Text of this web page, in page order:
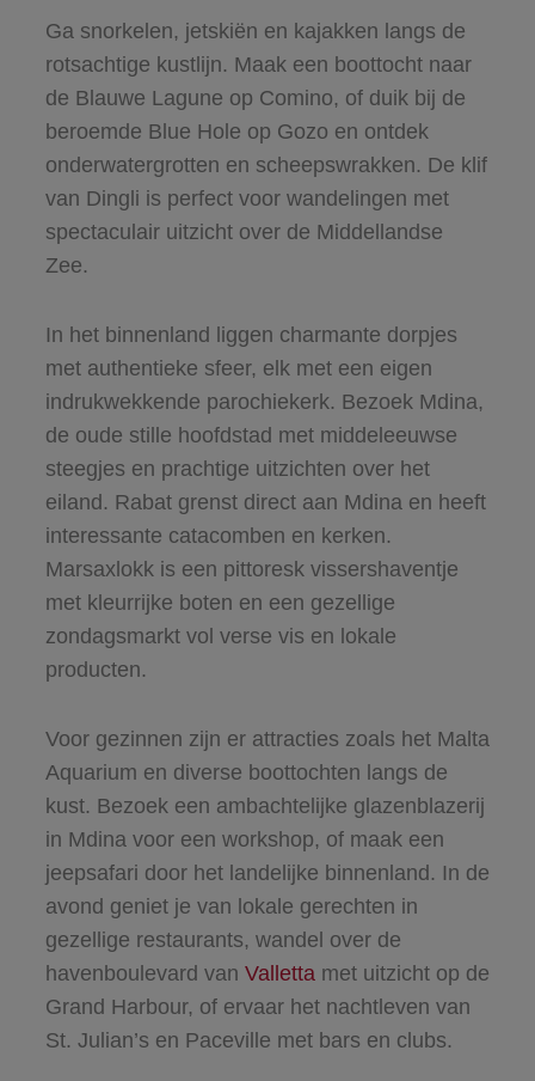
Ga snorkelen, jetskiën en kajakken langs de
rotsachtige kustlijn. Maak een boottocht naar
de Blauwe Lagune op Comino, of duik bij de
beroemde Blue Hole op Gozo en ontdek
onderwatergrotten en scheepswrakken. De klif
van Dingli is perfect voor wandelingen met
spectaculair uitzicht over de Middellandse
Zee.
In het binnenland liggen charmante dorpjes
met authentieke sfeer, elk met een eigen
indrukwekkende parochiekerk. Bezoek Mdina,
de oude stille hoofdstad met middeleeuwse
steegjes en prachtige uitzichten over het
eiland. Rabat grenst direct aan Mdina en heeft
interessante catacomben en kerken.
Marsaxlokk is een pittoresk vissershaventje
met kleurrijke boten en een gezellige
zondagsmarkt vol verse vis en lokale
producten.
Voor gezinnen zijn er attracties zoals het Malta
Aquarium en diverse boottochten langs de
kust. Bezoek een ambachtelijke glazenblazerij
in Mdina voor een workshop, of maak een
jeepsafari door het landelijke binnenland. In de
avond geniet je van lokale gerechten in
gezellige restaurants, wandel over de
havenboulevard van Vallettamet uitzicht op de
Grand Harbour, of ervaar het nachtleven van
St. Julian’s en Paceville met bars en clubs.